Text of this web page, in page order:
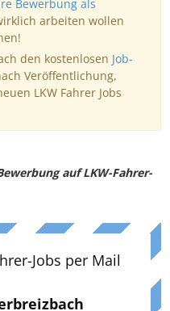
Bewerbung als
arbeiten wollen
den kostenlosen Job-
Veröffentlichung,
LKW Fahrer Jobs
auf LKW-Fahrer-
Jobs per Mail